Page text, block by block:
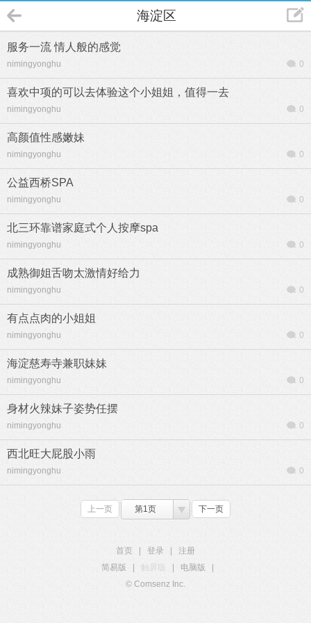
海淀区
服务一流 情人般的感觉
nimingyonghu 0
喜欢中项的可以去体验这个小姐姐，值得一去
nimingyonghu 0
高颜值性感嫩妹
nimingyonghu 0
公益西桥SPA
nimingyonghu 0
北三环靠谱家庭式个人按摩spa
nimingyonghu 0
成熟御姐舌吻太激情好给力
nimingyonghu 0
有点点肉的小姐姐
nimingyonghu 0
海淀慈寿寺兼职妹妹
nimingyonghu 0
身材火辣妹子姿势任摆
nimingyonghu 0
西北旺大屁股小雨
nimingyonghu 0
上一页 第1页 下一页
首页 登录
注册
简易版
触屏版 电脑版
© Comsenz Inc.